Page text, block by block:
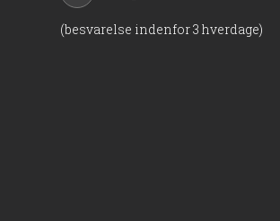
(besvarelse indenfor 3 hverdage)